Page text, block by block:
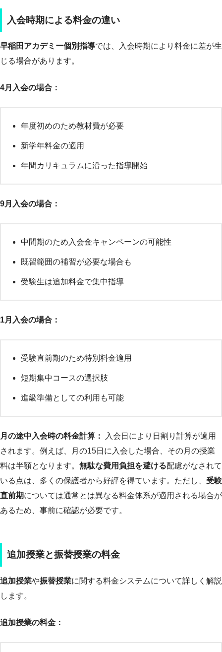
入会時期による料金の違い
早稲田アカデミー個別指導では、入会時期により料金に差が生
じる場合があります。
4月入会の場合：
年度初めのため教材費が必要
新学年料金の適用
年間カリキュラムに沿った指導開始
9月入会の場合：
中間期のため入会金キャンペーンの可能性
既習範囲の補習が必要な場合も
受験生は追加料金で集中指導
1月入会の場合：
受験直前期のため特別料金適用
短期集中コースの選択肢
進級準備としての利用も可能
月の途中入会時の料金計算：
入会日により日割り計算が適用
されます。例えば、月の15日に入会した場合、その月の授業
料は半額となります。 無駄な費用負担を避ける配慮がなされて
いる点は、多くの保護者から好評を得ています。ただし、 受験
直前期については通常とは異なる料金体系が適用される場合が
あるため、事前に確認が必要です。
追加授業と振替授業の料金
追加授業や振替授業に関する料金システムについて詳しく解説
します。
追加授業の料金：